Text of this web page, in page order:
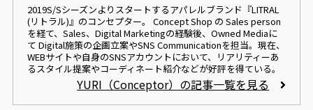
2019S/Sシーズンよりスタートするアパレルブランド『LITRAL
(リトラル)』のコンセプター。 Concept Shop の Sales person
を経て、Sales、Digital Marketingの経験後、Owned Mediaに
て Digital施策の企画立案やSNS Communicationを担当。現在、
WEBサイトや自身のSNSアカウントにおいて、リアリティーあ
るスタイル提案やコーディネート紹介などが好評を得ている。
YURI（Conceptor）の記事一覧を見る